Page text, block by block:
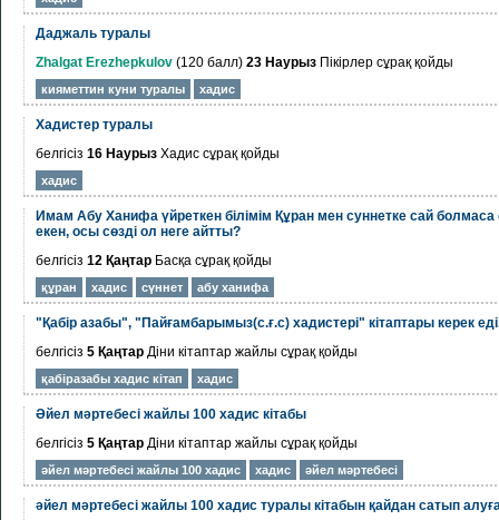
Даджаль туралы
Zhalgat Erezhepkulov (120 балл) 23 Наурыз Пікірлер сұрақ қойды
кияметтин куни туралы хадис
Хадистер туралы
белгісіз 16 Наурыз Хадис сұрақ қойды
хадис
Имам Абу Ханифа үйреткен білімім Құран мен суннетке сай болмаса
екен, осы сөзді ол неге айтты?
белгісіз 12 Қаңтар Басқа сұрақ қойды
құран хадис сүннет абу ханифа
"Қабір азабы", "Пайғамбарымыз(с.ғ.с) хадистері" кітаптары керек
белгісіз 5 Қаңтар Діни кітаптар жайлы сұрақ қойды
қабіразабы хадис кітап хадис
Әйел мәртебесі жайлы 100 хадис кітабы
белгісіз 5 Қаңтар Діни кітаптар жайлы сұрақ қойды
әйел мәртебесі жайлы 100 хадис хадис әйел мәртебесі
әйел мәртебесі жайлы 100 хадис туралы кітабын қайдан сатып